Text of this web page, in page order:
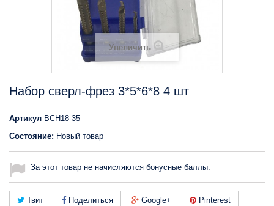
Увеличить
Набор сверл-фрез 3*5*6*8 4 шт
Артикул BCH18-35
Состояние: Новый товар
За этот товар не начисляются бонусные баллы.
Твит Поделиться Google+ Pinterest